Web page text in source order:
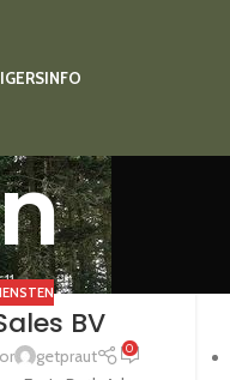
INFO
BV
getpraut 0